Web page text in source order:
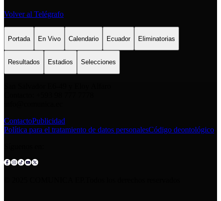
Volver al Telégrafo
Portada En Vivo Calendario Ecuador Eliminatorias
Resultados Estadios Selecciones
ContactoPublicidad
Política para el tratamiento de datos personalesCódigo deontológico